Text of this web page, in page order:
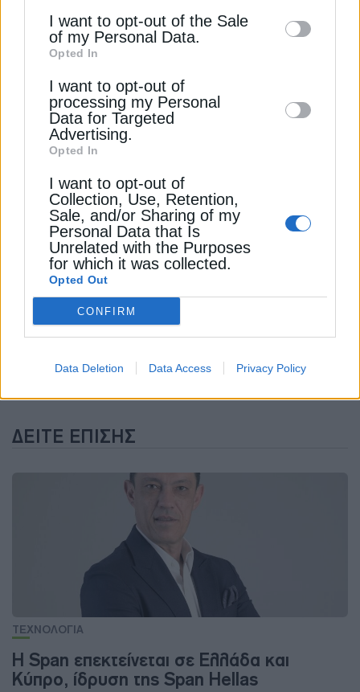
information may also be disclosed by us to
third parties on theIAB’s List of
Downstream Participants
disclose it to other third parties.
I want to opt-out of the Sale
of my Personal Data.
Opted In
I want to opt-out of
processing my Personal
Data for Targeted
Advertising.
Opted In
I want to opt-out of
Collection, Use, Retention,
Sale, and/or Sharing of my
Personal Data that Is
Unrelated with the Purposes
for which it was collected.
Opted Out
CONFIRM
Data Deletion Data Access Privacy Policy
αξιοποίηση της τεχνολογίας στην αντιμετώπιση των
επιπτώσεων της κλιματικής αλλαγής.
Διαβάστε ακόμη
Πολύ υψηλός κίνδυνος πυρκαγιάς για μεγάλο
Τουρνάς: Το 85% των πυρκαγιών οφείλεται σε
αμέλεια
Πυρκαγιά σε εγκατάσταση αποθήκευσης καυσίμων
στη Ρωσία
ΔΑΣΗ ΠΥΡΚΑΓΙΕΣ ΤΕΧΝΗΤΗ ΝΟΗΜΟΣΥΝΗ (AI)
ΔΕΊΤΕ ΕΠΊΣΗΣ
ΤΕΧΝΟΛΟΓΙΑ
H Span επεκτείνεται σε Ελλάδα και
Κύπρο, ίδρυση της Span Hellas